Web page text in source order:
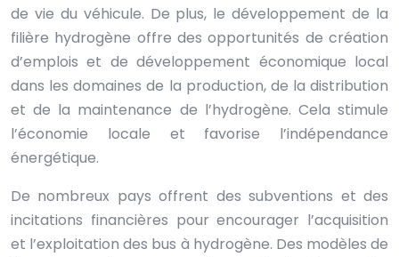
de vie du véhicule. De plus, le développement de la
filière hydrogène offre des opportunités de création
d’emplois et de développement économique local
dans les domaines de la production, de la distribution
et de la maintenance de l’hydrogène. Cela stimule
l’économie locale et favorise l’indépendance
énergétique.
De nombreux pays offrent des subventions et des
incitations financières pour encourager l’acquisition
et l’exploitation des bus à hydrogène. Des modèles de